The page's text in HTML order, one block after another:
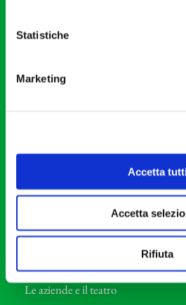
Statistiche
Marketing
Accetta
Accetta
Rifiuta
Cod. Fisc. 80078650159
Orchestra I Pomeriggi
Direttore Artistico
Professori d’Orchestra
Eventi Corporate
Le aziende e il teatro